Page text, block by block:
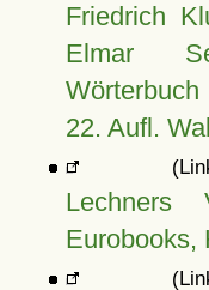
Friedrich
Elmar
22. Aufl.
Lechners
Eurobooks,